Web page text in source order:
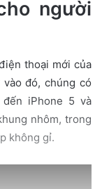
người
thoại mới của
đó, chúng có
iPhone 5 và
nhôm, trong
không gỉ.